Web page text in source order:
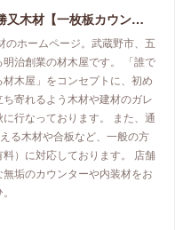
東京・吉祥寺の勝又木材【一枚板カウンター】
のホームページ。武蔵野市、五
明治創業の材木屋です。 「誰で
木屋」をコンセプトに、初め
寄れるよう木材や建材のガレ
行なっております。 また、通
る木材や合板など、一般の方
）に対応しております。 店舗
垢のカウンターや内装材をお